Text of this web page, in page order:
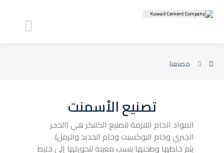
مصنعنا
تصنيع الأسمنت
المواد الخام اللازمة لتصنيع الكلنكر هي (الحجر
الجيري وخام البوكسيت وخام الحديد والرمل).
يتم خلطها وطحنها بنسب معينة لتحويلها إلى خليط